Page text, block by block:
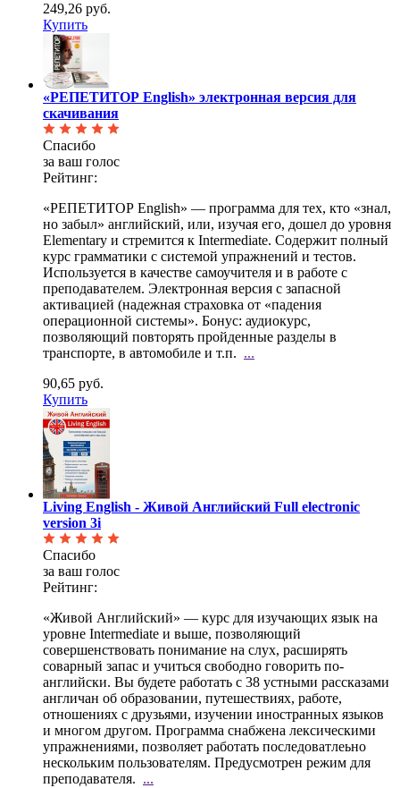
249,26 руб.
Купить
«РЕПЕТИТОР English» электронная версия для
скачивания
Спасибо
за ваш голос
Рейтинг:
«РЕПЕТИТОР English» — программа для тех, кто «знал,
но забыл» английский, или, изучая его, дошел до уровня
Elementary и стремится к Intermediate. Содержит полный
курс грамматики с системой упражнений и тестов.
Используется в качестве самоучителя и в работе с
преподавателем. Электронная версия с запасной
активацией (надежная страховка от «падения
операционной системы». Бонус: аудиокурс,
позволяющий повторять пройденные разделы в
транспорте, в автомобиле и т.п. ...
90,65 руб.
Купить
Living English - Живой Английский Full electronic
version 3i
Спасибо
за ваш голос
Рейтинг:
«Живой Английский» — курс для изучающих язык на
уровне Intermediate и выше, позволяющий
совершенствовать понимание на слух, расширять
соварный запас и учиться свободно говорить по-
английски. Вы будете работать с 38 устными рассказами
англичан об образовании, путешествиях, работе,
отношениях с друзьями, изучении иностранных языков
и многом другом. Программа снабжена лексическими
упражнениями, позволяет работать последоватлеьно
нескольким пользователям. Предусмотрен режим для
преподавателя. ...